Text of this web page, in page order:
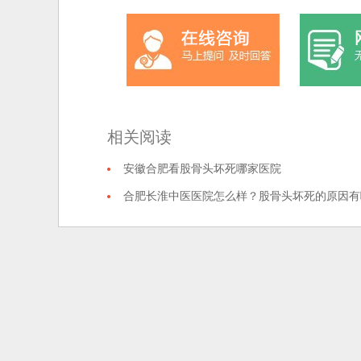
相关阅读
安徽合肥看股骨头坏死哪家医院
合肥长淮中医医院怎么样？股骨头坏死的原因